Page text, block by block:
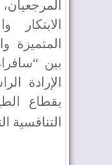
الابتكار
المتميزة
بين
الإرادة
بقطاع
التنافسية